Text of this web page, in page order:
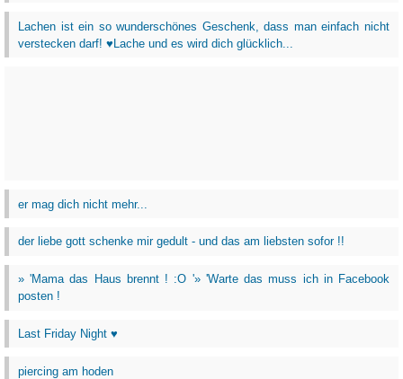
Lachen ist ein so wunderschönes Geschenk, dass man einfach nicht
verstecken darf! ♥Lache und es wird dich glücklich...
er mag dich nicht mehr...
der liebe gott schenke mir gedult - und das am liebsten sofor !!
» 'Mama das Haus brennt ! :O '» 'Warte das muss ich in Facebook
posten !
Last Friday Night ♥
piercing am hoden